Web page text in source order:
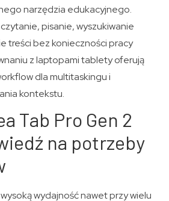
narzędzia edukacyjnego.
pisanie, wyszukiwanie
treści bez konieczności pracy
z laptopami tablety oferują
dla multitaskingu i
kontekstu.
Tab Pro Gen 2
na potrzeby
wydajność nawet przy wielu